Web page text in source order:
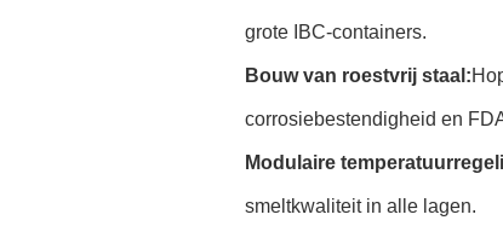
grote IBC-containers.
Bouw van roestvrij staal:
corrosiebestendigheid en
Modulaire
smeltkwaliteit in alle lagen.